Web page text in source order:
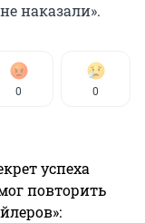
наказали».
0 0
успеха
повторить